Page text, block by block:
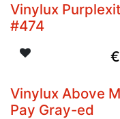
Niet op
Vinylux
#474
€
Vinylux Above
Pay Gray-ed